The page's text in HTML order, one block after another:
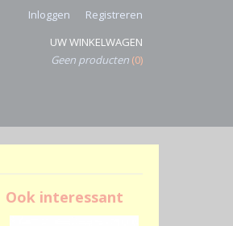
Inloggen
Registreren
UW WINKELWAGEN
Geen producten (0)
Ook interessant